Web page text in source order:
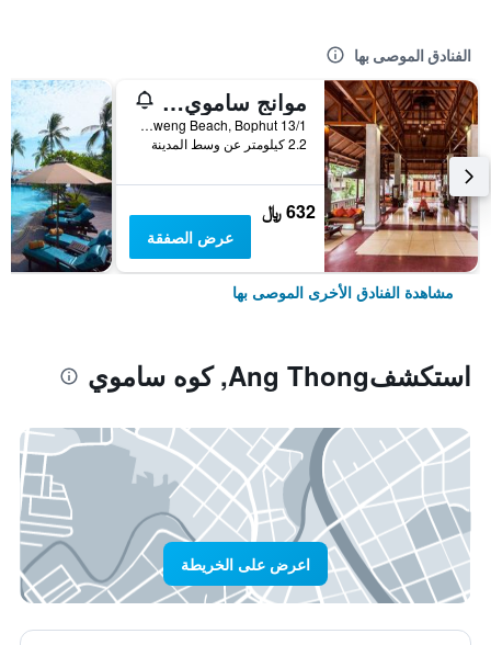
الفنادق الموصى بها
موانج ساموي سبا ريزورت
13/1 Moo2, Chaweng Beach, Bophut, كوه ساموي, تايلاند
2.2 كيلومتر عن وسط المدينة
632 ﷼
عرض الصفقة
مشاهدة الفنادق الأخرى الموصى بها
استكشفAng Thong, كوه ساموي
اعرض على الخريطة